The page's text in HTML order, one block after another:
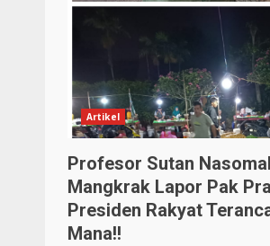
Artikel
Profesor Sutan
Mangkrak Lapor Pak
Presiden Rakyat
Mana!!